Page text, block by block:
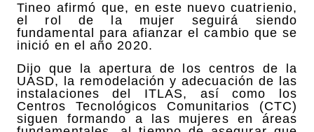
Tineo afirmó que, en este nuevo cuatrienio,
el rol de la mujer seguirá siendo
fundamental para afianzar el cambio que se
inició en el año 2020.
Dijo que la apertura de los centros de la
UASD, la remodelación y adecuación de las
instalaciones del ITLAS, así como los
Centros Tecnológicos Comunitarios (CTC)
siguen formando a las mujeres en áreas